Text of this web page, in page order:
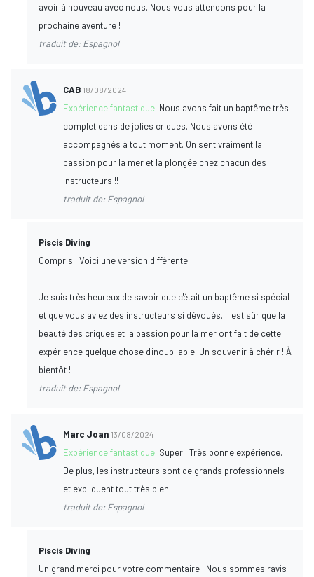
avoir à nouveau avec nous. Nous vous attendons pour la
prochaine aventure !
traduit de: Espagnol
CAB 18/08/2024
Expérience fantastique: Nous avons fait un baptême très
complet dans de jolies criques. Nous avons été
accompagnés à tout moment. On sent vraiment la
passion pour la mer et la plongée chez chacun des
instructeurs !!
traduit de: Espagnol
Piscis Diving
Compris ! Voici une version différente :
Je suis très heureux de savoir que c'était un baptême si spécial
et que vous aviez des instructeurs si dévoués. Il est sûr que la
beauté des criques et la passion pour la mer ont fait de cette
expérience quelque chose d'inoubliable. Un souvenir à chérir ! À
bientôt !
traduit de: Espagnol
Marc Joan 13/08/2024
Expérience fantastique: Super ! Très bonne expérience.
De plus, les instructeurs sont de grands professionnels
et expliquent tout très bien.
traduit de: Espagnol
Piscis Diving
Un grand merci pour votre commentaire ! Nous sommes ravis